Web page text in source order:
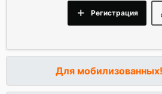
Регистрация
Для мобилизованных!